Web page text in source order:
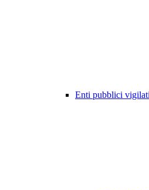
Enti pubblici vigilati